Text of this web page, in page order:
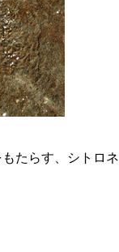
たらす、シトロネ